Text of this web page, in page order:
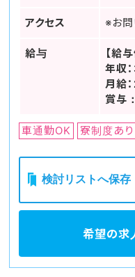
アクセス ※お
給与
【給与
年収
月給
賞与
車通勤OK 寮制度あり
検討リストへ保存
希望の求